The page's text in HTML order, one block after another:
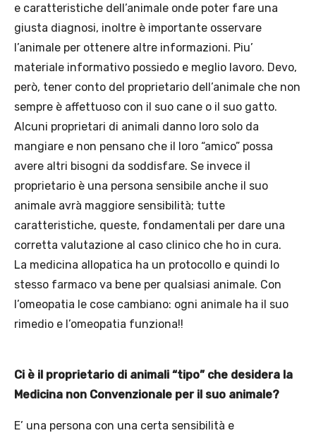
e caratteristiche dell’animale onde poter fare una
giusta diagnosi, inoltre è importante osservare
l’animale per ottenere altre informazioni. Piu’
materiale informativo possiedo e meglio lavoro. Devo,
però, tener conto del proprietario dell’animale che non
sempre è affettuoso con il suo cane o il suo gatto.
Alcuni proprietari di animali danno loro solo da
mangiare e non pensano che il loro “amico” possa
avere altri bisogni da soddisfare. Se invece il
proprietario è una persona sensibile anche il suo
animale avrà maggiore sensibilità; tutte
caratteristiche, queste, fondamentali per dare una
corretta valutazione al caso clinico che ho in cura.
La medicina allopatica ha un protocollo e quindi lo
stesso farmaco va bene per qualsiasi animale. Con
l’omeopatia le cose cambiano: ogni animale ha il suo
rimedio e l’omeopatia funziona!!
Ci è il proprietario di animali “tipo” che desidera la
Medicina non Convenzionale per il suo animale?
E’ una persona con una certa sensibilità e